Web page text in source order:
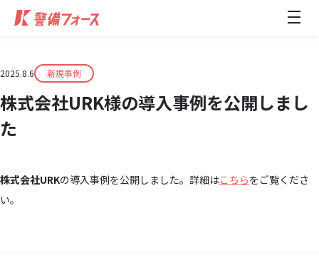
メ
2025.8.6 新規事例
株式会社URK様の導入事例を公開しまし
た
株式会社URKの導入事例を公開しました。詳細はこちらをご覧くださ
い。